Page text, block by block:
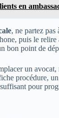
en
, ne partez pas
puis le
bon point de
un avocat,
procédure,
pour